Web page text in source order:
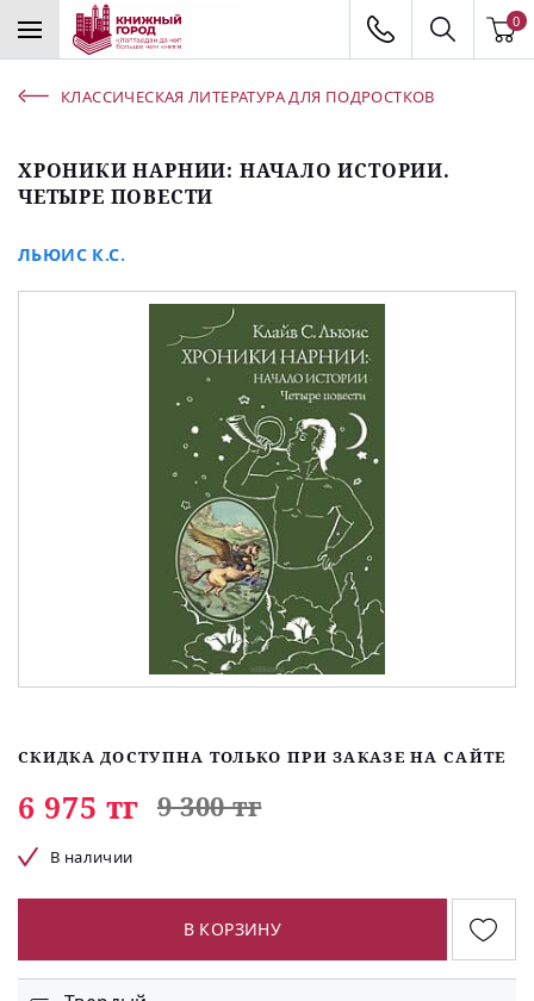
0
КЛАССИЧЕСКАЯ ЛИТЕРАТУРА ДЛЯ ПОДРОСТКОВ
ХРОНИКИ НАРНИИ: НАЧАЛО ИСТОРИИ.
ЧЕТЫРЕ ПОВЕСТИ
ЛЬЮИС К.С.
СКИДКА ДОСТУПНА ТОЛЬКО ПРИ ЗАКАЗЕ НА САЙТЕ
6 975 тг 9 300 тг
В наличии
В КОРЗИНУ